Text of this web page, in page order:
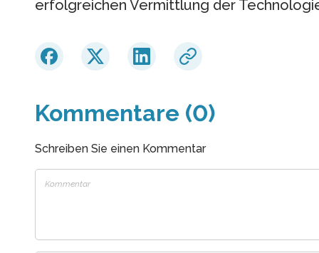
erfolgreichen Vermittlung der
Kommentare (0)
Schreiben Sie einen Kommentar